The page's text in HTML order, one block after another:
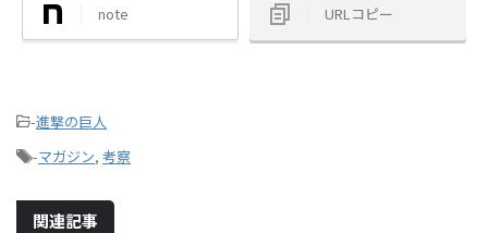
note URLコピー
-進撃の巨人
-マガジン, 考察
関連記事